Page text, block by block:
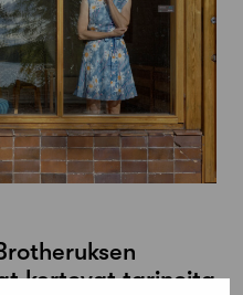
kertovat tarinoita